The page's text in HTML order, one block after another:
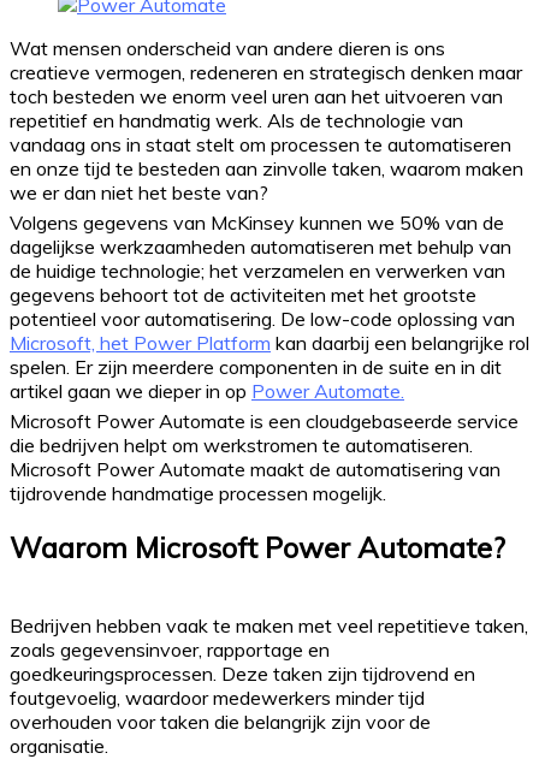
Wat mensen onderscheid van andere dieren is ons
creatieve vermogen, redeneren en strategisch denken maar
toch besteden we enorm veel uren aan het uitvoeren van
repetitief en handmatig werk. Als de technologie van
vandaag ons in staat stelt om processen te automatiseren
en onze tijd te besteden aan zinvolle taken, waarom maken
we er dan niet het beste van?
Volgens gegevens van McKinsey kunnen we 50% van de
dagelijkse werkzaamheden automatiseren met behulp van
de huidige technologie; het verzamelen en verwerken van
gegevens behoort tot de activiteiten met het grootste
potentieel voor automatisering. De low-code oplossing van
Microsoft, het Power Platform kan daarbij een belangrijke rol
spelen. Er zijn meerdere componenten in de suite en in dit
artikel gaan we dieper in op Power Automate.
Microsoft Power Automate is een cloudgebaseerde service
die bedrijven helpt om werkstromen te automatiseren.
Microsoft Power Automate maakt de automatisering van
tijdrovende handmatige processen mogelijk.
Waarom Microsoft Power Automate?
Bedrijven hebben vaak te maken met veel repetitieve taken,
zoals gegevensinvoer, rapportage en
goedkeuringsprocessen. Deze taken zijn tijdrovend en
foutgevoelig, waardoor medewerkers minder tijd
overhouden voor taken die belangrijk zijn voor de
organisatie.